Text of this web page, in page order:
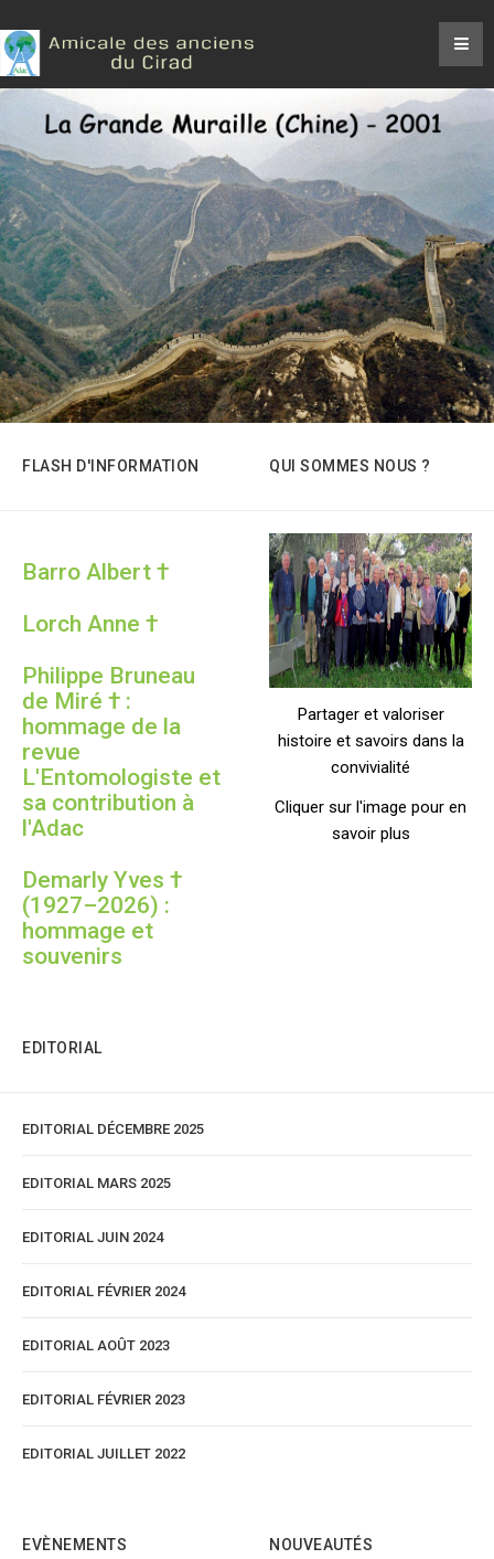
FLASH D'INFORMATION
Barro Albert †
Lorch Anne †
Philippe Bruneau
de Miré † :
hommage de la
revue
L'Entomologiste et
sa contribution à
l'Adac
Demarly Yves †
(1927–2026) :
hommage et
souvenirs
QUI SOMMES NOUS ?
Partager et valoriser
histoire et savoirs dans la
convivialité
Cliquer sur l'image pour en
savoir plus
EDITORIAL
EDITORIAL DÉCEMBRE 2025
EDITORIAL MARS 2025
EDITORIAL JUIN 2024
EDITORIAL FÉVRIER 2024
EDITORIAL AOÛT 2023
EDITORIAL FÉVRIER 2023
EDITORIAL JUILLET 2022
EVÈNEMENTS NOUVEAUTÉS